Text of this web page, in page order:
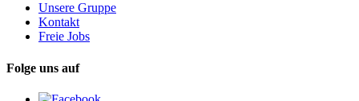
Unsere Gruppe
Kontakt
Freie Jobs
Folge uns auf